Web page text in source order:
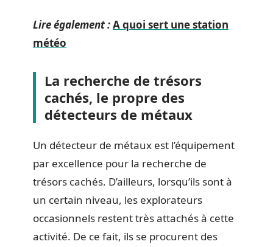
Lire également :A quoi sert une station
météo
La recherche de trésors
cachés, le propre des
détecteurs de métaux
Un détecteur de métaux est l’équipement
par excellence pour la recherche de
trésors cachés. D’ailleurs, lorsqu’ils sont à
un certain niveau, les explorateurs
occasionnels restent très attachés à cette
activité. De ce fait, ils se procurent des